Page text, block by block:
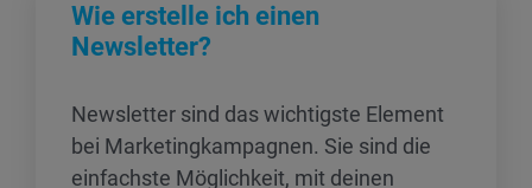
Wie erstelle ich einen
Newsletter?
Newsletter sind das wichtigste Element
bei Marketingkampagnen. Sie sind die
einfachste Möglichkeit, mit deinen